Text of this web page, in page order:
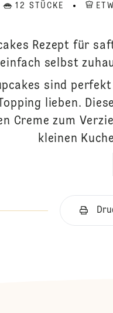
12 STÜCKE
Rezept für
einfach selbst
sind
lieben.
Creme zum
kleinen